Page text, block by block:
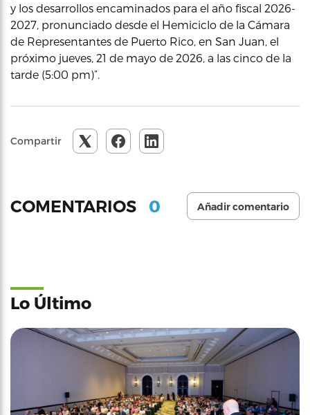
y los desarrollos encaminados para el año fiscal 2026-
2027, pronunciado desde el Hemiciclo de la Cámara
de Representantes de Puerto Rico, en San Juan, el
próximo jueves, 21 de mayo de 2026, a las cinco de la
tarde (5:00 pm)”.
Compartir
COMENTARIOS 0 Añadir comentario
Lo Último